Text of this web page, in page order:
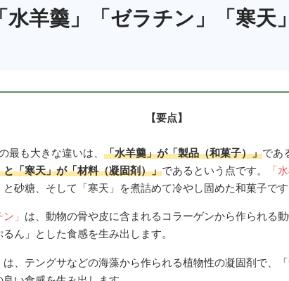
水羊羹」「ゼラチン」「寒天
【要点】
最も大きな違いは、「水羊羹」が「製品（和菓子）」であ
と「寒天」が「材料（凝固剤）」であるという点です。 「
と砂糖、そして「寒天」を煮詰めて冷やし固めた和菓子です
」 は、動物の骨や皮に含まれるコラーゲンから作られる
るん」とした食感を生み出します。
は、テングサなどの海藻から作られる植物性の凝固剤で、